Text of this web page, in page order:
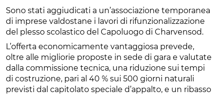
Sono stati aggiudicati a un’associazione temporanea
di imprese valdostane i lavori di rifunzionalizzazione
del plesso scolastico del Capoluogo di Charvensod.
L’offerta economicamente vantaggiosa prevede,
oltre alle migliorie proposte in sede di gara e valutate
dalla commissione tecnica, una riduzione sui tempi
di costruzione, pari al 40 % sui 500 giorni naturali
previsti dal capitolato speciale d’appalto, e un ribasso